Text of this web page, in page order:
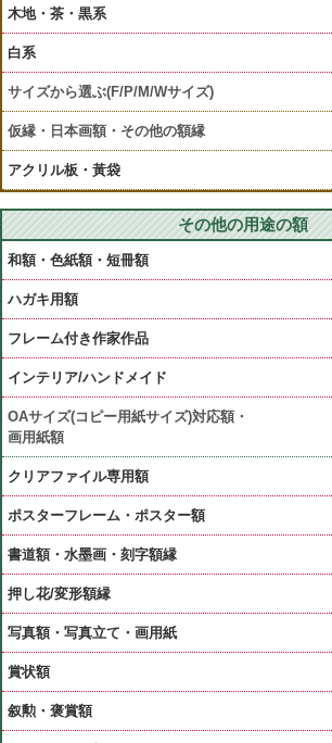
木地・茶・黒系
白系
サイズから選ぶ(F/P/M/Wサイズ)
仮縁・日本画額・その他の額縁
アクリル板・黃袋
その他の用途の額
和額・色紙額・短冊額
ハガキ用額
フレーム付き作家作品
インテリア/ハンドメイド
OAサイズ(コピー用紙サイズ)対応額・
画用紙額
クリアファイル専用額
ポスターフレーム・ポスター額
書道額・水墨画・刻字額縁
押し花/変形額縁
写真額・写真立て・画用紙
賞状額
叙勲・褒賞額